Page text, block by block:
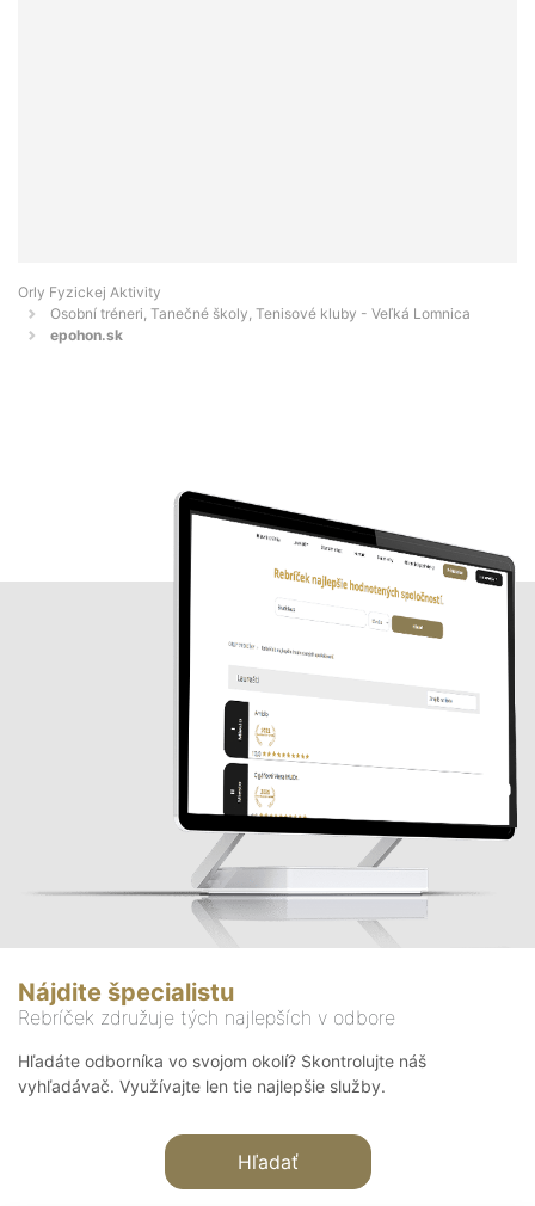
Orly Fyzickej Aktivity
Osobní tréneri, Tanečné školy, Tenisové kluby - Veľká Lomnica
epohon.sk
Nájdite špecialistu
Rebríček združuje tých najlepších v odbore
Hľadáte odborníka vo svojom okolí? Skontrolujte náš
vyhľadávač. Využívajte len tie najlepšie služby.
Hľadať